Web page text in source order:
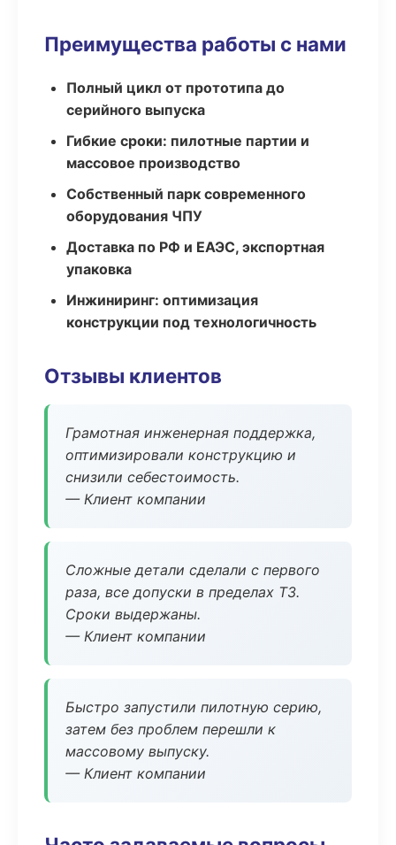
Преимущества работы с нами
Полный цикл от прототипа до
серийного выпуска
Гибкие сроки: пилотные партии и
массовое производство
Собственный парк современного
оборудования ЧПУ
Доставка по РФ и ЕАЭС, экспортная
упаковка
Инжиниринг: оптимизация
конструкции под технологичность
Отзывы клиентов
Грамотная инженерная поддержка,
оптимизировали конструкцию и
снизили себестоимость.
— Клиент компании
Сложные детали сделали с первого
раза, все допуски в пределах ТЗ.
Сроки выдержаны.
— Клиент компании
Быстро запустили пилотную серию,
затем без проблем перешли к
массовому выпуску.
— Клиент компании